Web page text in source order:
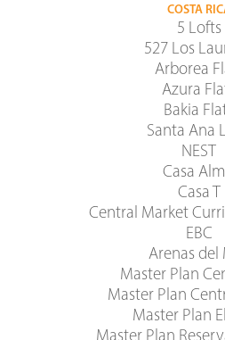
COSTA
5 Lofts
527 Los
Arborea
Azura
Bakia
Santa Ana
NEST
Casa
Casa T
Central Market
EBC
Arenas del
Master Plan
Master Plan
Master Plan
Master Plan